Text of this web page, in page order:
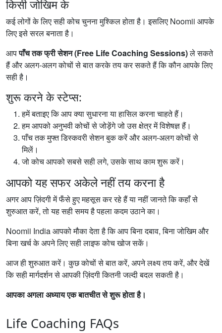
किसी जोखिम के
कई लोगों के लिए सही कोच चुनना मुश्किल होता है। इसलिए Noomii आपके
लिए इसे सरल बनाता है।
आपपाँच तक फ्री सेशन (Free Life Coaching Sessions)ले सकते
हैं और अलग-अलग कोचों से बात करके तय कर सकते हैं कि कौन आपके लिए
सही है।
शुरू करने के स्टेप्स:
हमें बताइए कि आप क्या सुधारना या हासिल करना चाहते हैं।
हम आपको अनुभवी कोचों से जोड़ेंगे जो उस क्षेत्र में विशेषज्ञ हैं।
पाँच तक मुफ्त डिस्कवरी सेशन बुक करें और अलग-अलग कोचों से
मिलें।
जो कोच आपको सबसे सही लगे, उसके साथ काम शुरू करें।
आपको यह सफर अकेले नहीं तय करना है
अगर आप ज़िंदगी में फँसे हुए महसूस कर रहे हैं या नहीं जानते कि कहाँ से
शुरुआत करें, तो यह सही समय है पहला कदम उठाने का।
Noomii India आपको मौका देता है कि आप बिना दबाव, बिना जोखिम और
बिना खर्च के अपने लिए सही लाइफ कोच खोज सकें।
आज ही शुरुआत करें। कुछ कोचों से बात करें, अपने लक्ष्य तय करें, और देखें
कि सही मार्गदर्शन से आपकी ज़िंदगी कितनी जल्दी बदल सकती है।
आपका अगला अध्याय एक बातचीत से शुरू होता है।
Life Coaching FAQs